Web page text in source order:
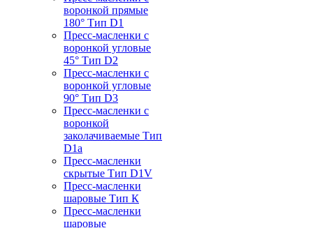
воронкой прямые
180° Тип D1
Пресс-масленки с
воронкой угловые
45° Тип D2
Пресс-масленки с
воронкой угловые
90° Тип D3
Пресс-масленки с
воронкой
заколачиваемые Тип
D1a
Пресс-масленки
скрытые Тип D1V
Пресс-масленки
шаровые Тип К
Пресс-масленки
шаровые